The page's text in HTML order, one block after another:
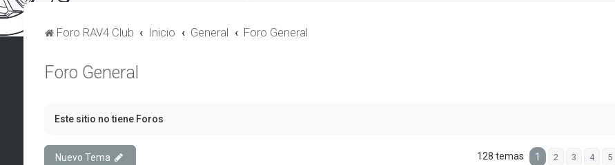
Foro RAV4 Club Inicio General Foro General
Foro General
Este sitio no tiene Foros
Nuevo Tema 128 temas 1 2 3 4 5